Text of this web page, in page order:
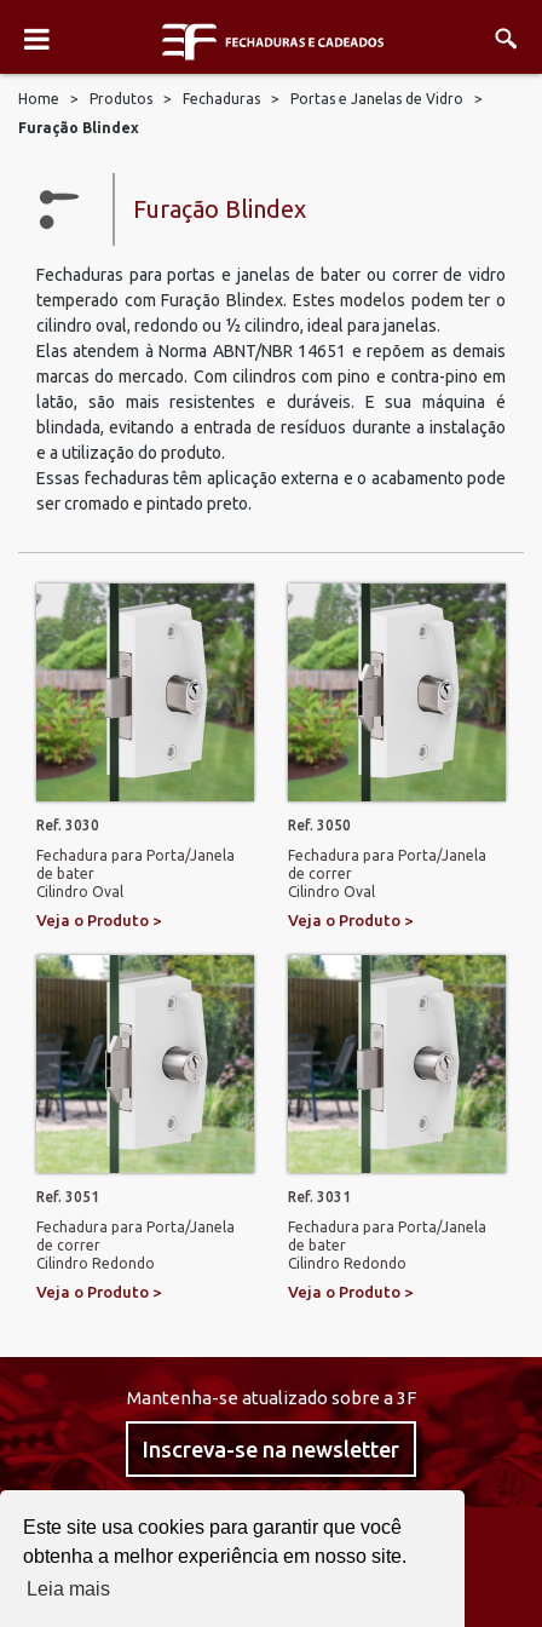
Este site usa cookies para garantir que você
obtenha a melhor experiência em nosso site.
Leia mais
Home > Produtos > Fechaduras > Portas e Janelas de Vidro >
Furação Blindex
Furação Blindex
Fechaduras para portas e janelas de bater ou correr de vidro
temperado com Furação Blindex. Estes modelos podem ter o
cilindro oval, redondo ou ½ cilindro, ideal para janelas.
Elas atendem à Norma ABNT/NBR 14651 e repõem as demais
marcas do mercado. Com cilindros com pino e contra-pino em
latão, são mais resistentes e duráveis. E sua máquina é
blindada, evitando a entrada de resíduos durante a instalação
e a utilização do produto.
Essas fechaduras têm aplicação externa e o acabamento pode
ser cromado e pintado preto.
Ref. 3030
Fechadura para Porta/Janela
de bater
Cilindro Oval
Veja o Produto >
Ref. 3050
Fechadura para Porta/Janela
de correr
Cilindro Oval
Veja o Produto >
Ref. 3051
Fechadura para Porta/Janela
de correr
Cilindro Redondo
Veja o Produto >
Ref. 3031
Fechadura para Porta/Janela
de bater
Cilindro Redondo
Veja o Produto >
Mantenha-se atualizado sobre a 3F
Inscreva-se na newsletter
@curta3f